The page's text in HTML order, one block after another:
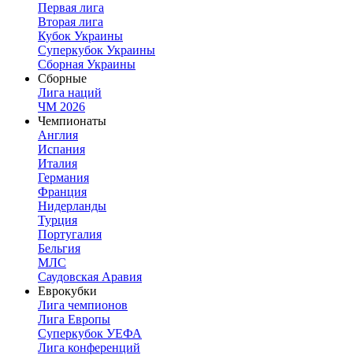
Первая лига
Вторая лига
Кубок Украины
Суперкубок Украины
Сборная Украины
Сборные
Лига наций
ЧМ 2026
Чемпионаты
Англия
Испания
Италия
Германия
Франция
Нидерланды
Турция
Португалия
Бельгия
МЛС
Саудовская Аравия
Еврокубки
Лига чемпионов
Лига Европы
Суперкубок УЕФА
Лига конференций